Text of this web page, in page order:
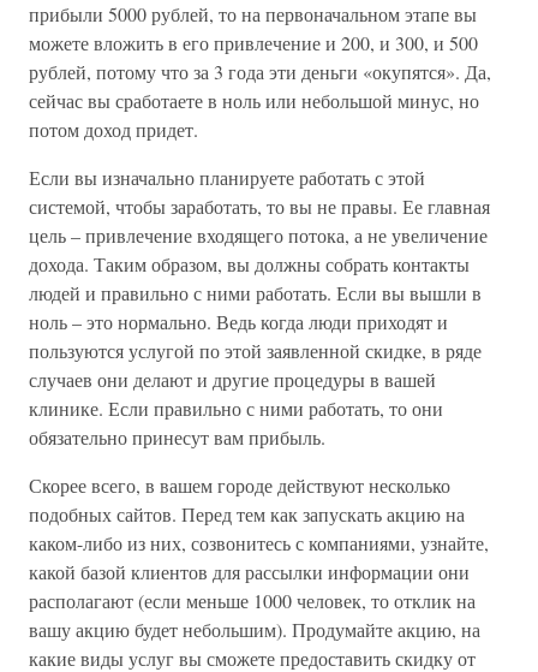
прибыли 5000 рублей, то на первоначальном этапе вы
можете вложить в его привлечение и 200, и 300, и 500
рублей, потому что за 3 года эти деньги «окупятся». Да,
сейчас вы сработаете в ноль или небольшой минус, но
потом доход придет.
Если вы изначально планируете работать с этой
системой, чтобы заработать, то вы не правы. Ее главная
цель – привлечение входящего потока, а не увеличение
дохода. Таким образом, вы должны собрать контакты
людей и правильно с ними работать. Если вы вышли в
ноль – это нормально. Ведь когда люди приходят и
пользуются услугой по этой заявленной скидке, в ряде
случаев они делают и другие процедуры в вашей
клинике. Если правильно с ними работать, то они
обязательно принесут вам прибыль.
Скорее всего, в вашем городе действуют несколько
подобных сайтов. Перед тем как запускать акцию на
каком-либо из них, созвонитесь с компаниями, узнайте,
какой базой клиентов для рассылки информации они
располагают (если меньше 1000 человек, то отклик на
вашу акцию будет небольшим). Продумайте акцию, на
какие виды услуг вы сможете предоставить скидку от